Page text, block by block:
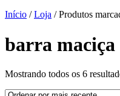
Início /Loja / Produtos
barra maciça
Mostrando todos os 6